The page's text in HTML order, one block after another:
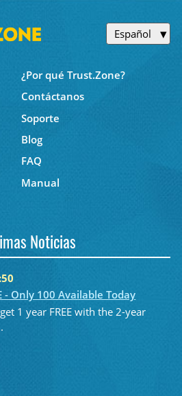
Español
¿Por qué Trust.Zone?
Contáctanos
Soporte
Blog
FAQ
Manual
Noticias
- Only 100 Available Today
1 year FREE with the 2-year